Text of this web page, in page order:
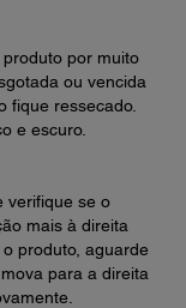
por muito
ou vencida
fique ressecado.
e escuro.
verifique se o
mais à direita
produto, aguarde
para a direita